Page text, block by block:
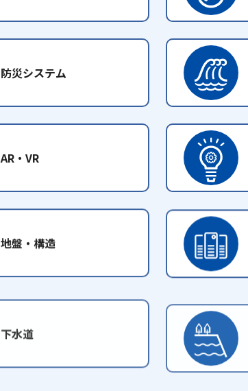
防災システム
AR・VR
地盤・構造
下水道